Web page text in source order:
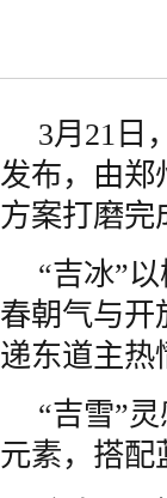
3月21日
发布，由郑
方案打磨完
“吉冰”
春朝气与开
递东道主热
“吉雪”
元素，搭配